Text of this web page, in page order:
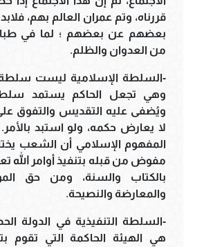
قررناه، وتم عمران العالم بهم،
بعضهم عن بعضهم ؛ لما في
من العدوان والظلم.
-السلطة الإسلامية ليست سلطة
وهي تجعل الحاكم يستمد
ويُضفى عليه التقديس والتفوق
لا يعارض حكمه، ولو استبد
المفهوم الإسلامي أن الشعب
مفوض من قبله بتنفيذ أوامر الله
بالكتاب والسنة، ومن حق
والمعارضة والنصيحة.
-السلطة التنفيذية في الدولة
هي الهيئة الحاكمة التي تقوم